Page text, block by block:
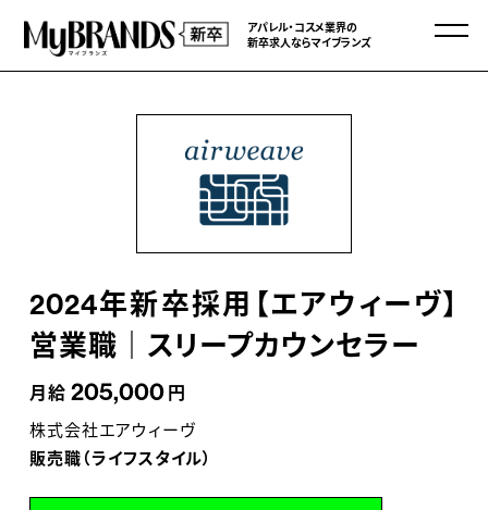
アパレル・コスメ業界の
新卒求人ならマイブランズ
2024年新卒採用【エアウィーヴ】
営業職｜スリープカウンセラー
月給 205,000 円
株式会社エアウィーヴ
販売職（ライフスタイル）